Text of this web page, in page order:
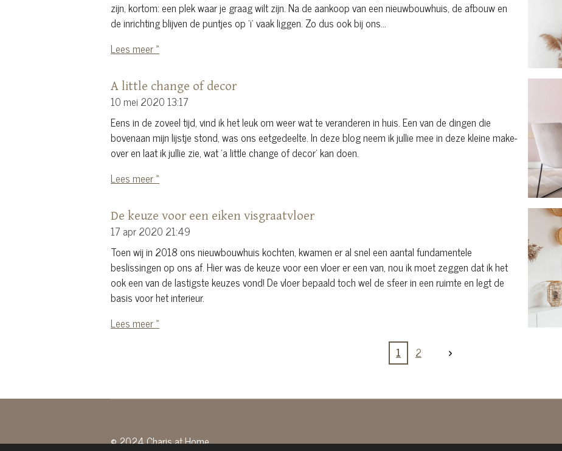
zijn, kortom: een plek waar je graag wilt zijn. Na de aankoop van een nieuwbouwhuis, de afbouw en
de inrichting blijven de puntjes op 'i' vaak liggen. Zo dus ook bij ons...
Lees meer »
A little change of decor
10 mei 202013:17
Eens in de zoveel tijd, vind ik het leuk om weer wat te veranderen in huis. Een van de dingen die
bovenaan mijn lijstje stond, was ons eetgedeelte. In deze blog neem ik jullie mee in deze kleine make-
over en laat ik jullie zie, wat 'a little change of decor' kan doen.
Lees meer »
De keuze voor een eiken visgraatvloer
17 apr 2020 21:49
Toen wij in 2018 ons nieuwbouwhuis kochten, kwamen er al snel een aantal fundamentele
beslissingen op ons af. Hier was de keuze voor een vloer er een van, nou ik moet zeggen dat ik het
ook een van de lastigste keuzes vond! De vloer bepaald toch wel de sfeer in een ruimte en legt de
basis voor het interieur.
Lees meer »
1
2
© 2024 Charis at Home